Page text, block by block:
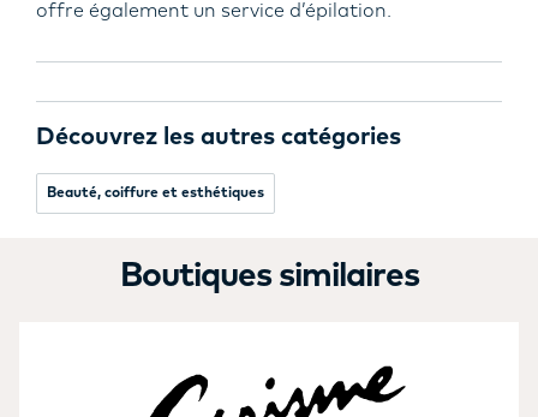
offre également un service d’épilation.
Découvrez les autres catégories
Beauté, coiffure et esthétiques
Boutiques similaires